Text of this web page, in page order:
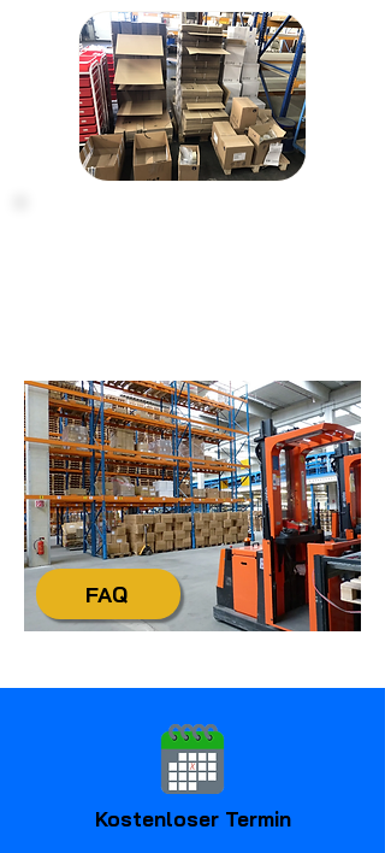
FAQ
Kostenloser Termin